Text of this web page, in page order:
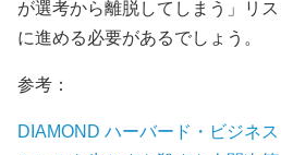
が選考から離脱してしまう」リ
に進める必要があるでしょう。
参考：
DIAMOND ハーバード・ビジネ